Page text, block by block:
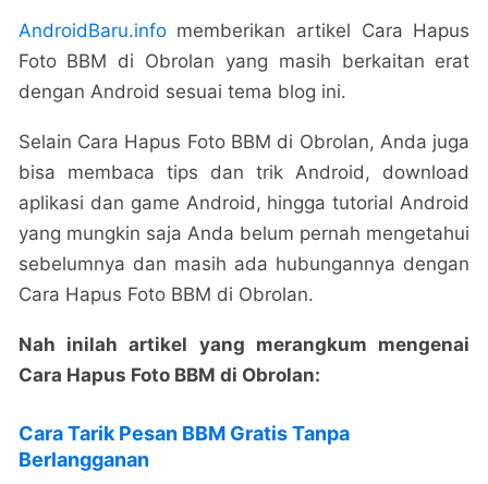
AndroidBaru.infomemberikan artikel Cara Hapus
Foto BBM di Obrolan yang masih berkaitan erat
dengan Android sesuai tema blog ini.
Selain Cara Hapus Foto BBM di Obrolan, Anda juga
bisa membaca tips dan trik Android, download
aplikasi dan game Android, hingga tutorial Android
yang mungkin saja Anda belum pernah mengetahui
sebelumnya dan masih ada hubungannya dengan
Cara Hapus Foto BBM di Obrolan.
Nah inilah artikel yang merangkum mengenai
Cara Hapus Foto BBM di Obrolan:
Cara Tarik Pesan BBM Gratis Tanpa
Berlangganan